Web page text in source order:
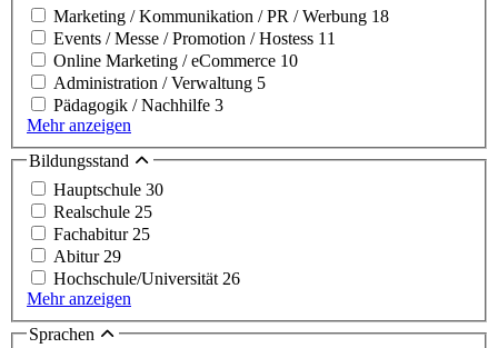
Marketing / Kommunikation / PR / Werbung 18
Events / Messe / Promotion / Hostess 11
Online Marketing / eCommerce 10
Administration / Verwaltung 5
Pädagogik / Nachhilfe 3
Mehr anzeigen
Bildungsstand
Hauptschule 30
Realschule 25
Fachabitur 25
Abitur 29
Hochschule/Universität 26
Mehr anzeigen
Sprachen